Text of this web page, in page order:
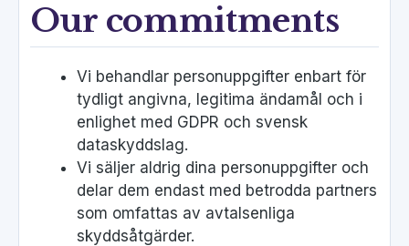
Our commitments
Vi behandlar personuppgifter enbart för
tydligt angivna, legitima ändamål och i
enlighet med GDPR och svensk
dataskyddslag.
Vi säljer aldrig dina personuppgifter och
delar dem endast med betrodda partners
som omfattas av avtalsenliga
skyddsåtgärder.